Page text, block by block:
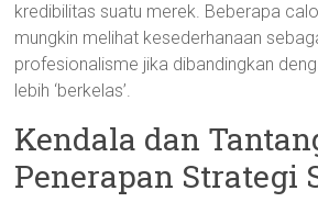
kredibilitas suatu merek. Beberapa
mungkin melihat kesederhanaan
profesionalisme jika dibandingkan
lebih ‘berkelas’.
Kendala dan
Penerapan Strategi